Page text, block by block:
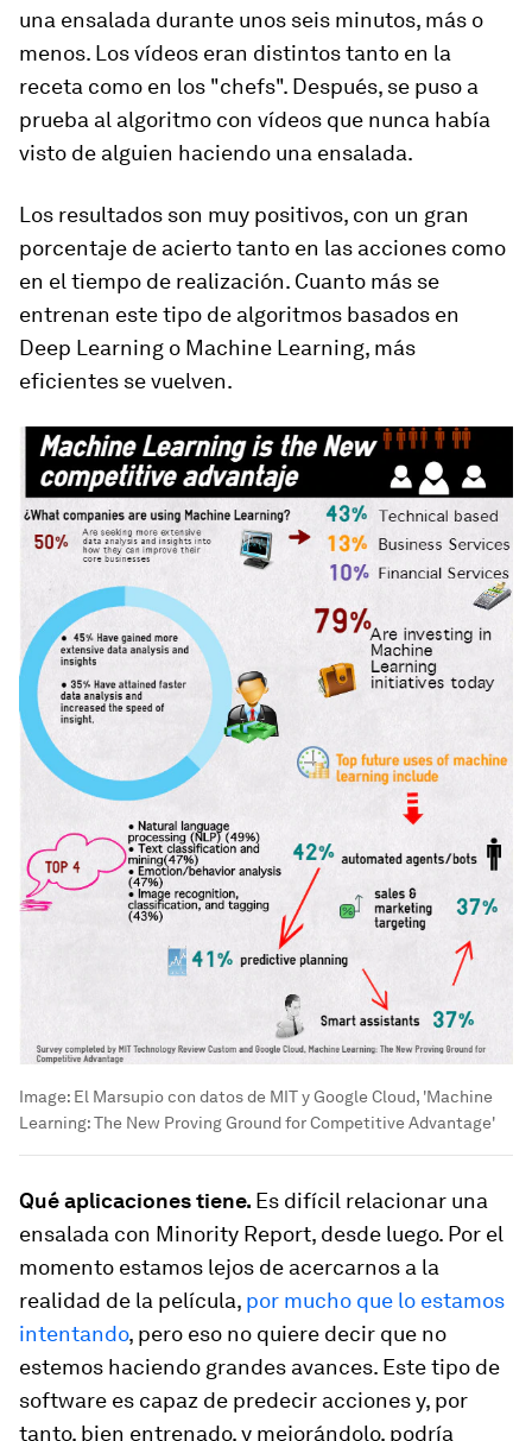
una ensalada durante unos seis minutos, más o
menos. Los vídeos eran distintos tanto en la
receta como en los "chefs". Después, se puso a
prueba al algoritmo con vídeos que nunca había
visto de alguien haciendo una ensalada.
Los resultados son muy positivos, con un gran
porcentaje de acierto tanto en las acciones como
en el tiempo de realización. Cuanto más se
entrenan este tipo de algoritmos basados en
Deep Learning o Machine Learning, más
eficientes se vuelven.
Image: El Marsupio con datos de MIT y Google Cloud, 'Machine
Learning: The New Proving Ground for Competitive Advantage'
Qué aplicaciones tiene. Es difícil relacionar una
ensalada con Minority Report, desde luego. Por el
momento estamos lejos de acercarnos a la
realidad de la película, por mucho que lo estamos
intentando, pero eso no quiere decir que no
estemos haciendo grandes avances. Este tipo de
software es capaz de predecir acciones y, por
tanto, bien entrenado, y mejorándolo, podría